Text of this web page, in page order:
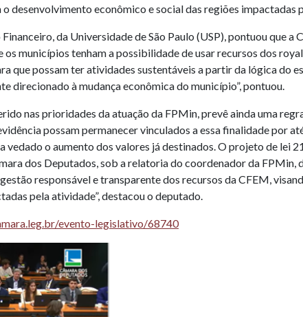
desenvolvimento econômico e social das regiões impactadas
da Universidade de São Paulo (USP), pontuou que a
os municípios tenham a possibilidade de usar recursos dos
que possam ter atividades sustentáveis a partir da lógica do
direcionado à mudança econômica do município”, pontuou.
nas prioridades da atuação da FPMin, prevê ainda uma
possam permanecer vinculados a essa finalidade por
o aumento dos valores já destinados. O projeto de lei
dos Deputados, sob a relatoria do coordenador da FPMin,
responsável e transparente dos recursos da CFEM,
pela atividade”, destacou o deputado.
evento-legislativo/68740